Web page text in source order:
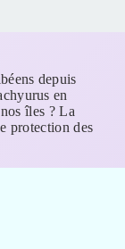
depuis
en
îles ? La
protection des